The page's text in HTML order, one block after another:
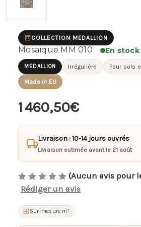
COLLECTION MEDALLION
Mosaïque MM 010 En stock
MEDALLION Irrégulière Pour sols
Made in EU
1 460,50€
Livraison : 10-14 jours ouvrés
Livraison estimée avant le 21 août
(Aucun avis pour
Rédiger un avis
Sur-mesure m²